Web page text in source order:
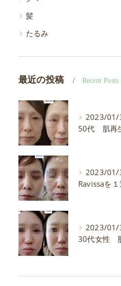
髪
たるみ
最近の投稿 Recent Posts
2023/01/
2023/01/
2023/01/